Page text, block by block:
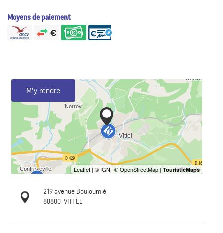
Moyens de paiement
M'y rendre
219 avenue Bouloumié
88800 VITTEL